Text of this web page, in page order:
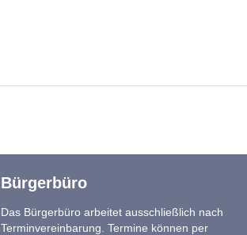
Bürgerbüro
Das Bürgerbüro arbeitet ausschließlich nach
Terminvereinbarung. Termine können per